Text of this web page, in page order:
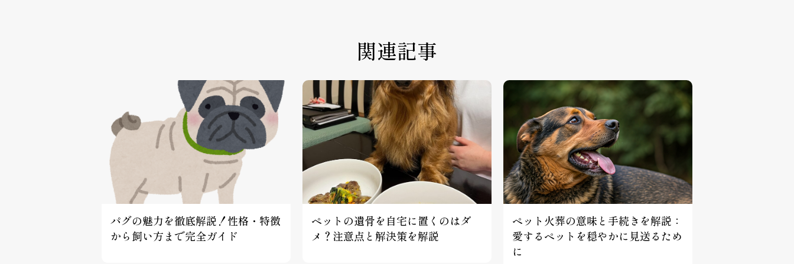
関連記事
パグの魅力を徹底解説！性格・特徴
から飼い方まで完全ガイド
ペットの遺骨を自宅に置くのはダ
メ？注意点と解決策を解説
ペット火葬の意味と手続きを解説：
愛するペットを穏やかに見送るため
に